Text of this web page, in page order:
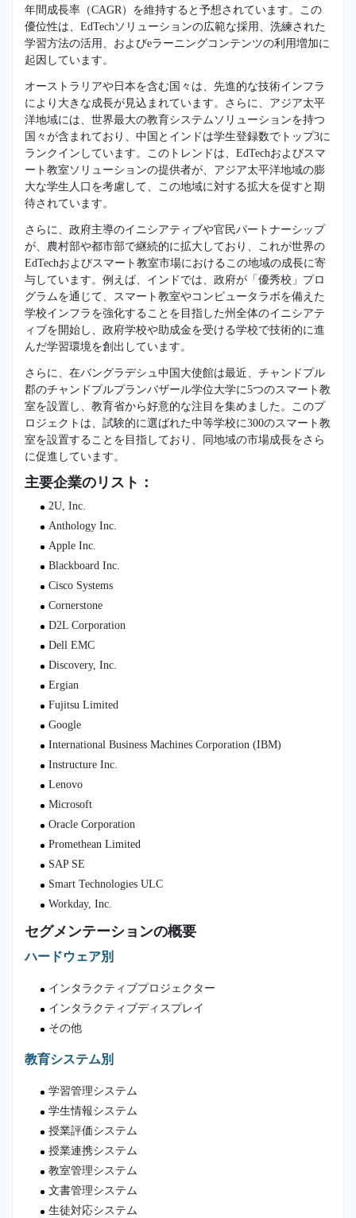
年間成長率（CAGR）を維持すると予想されています。この
優位性は、EdTechソリューションの広範な採用、洗練された
学習方法の活用、およびeラーニングコンテンツの利用増加に
起因しています。
オーストラリアや日本を含む国々は、先進的な技術インフラ
により大きな成長が見込まれています。さらに、アジア太平
洋地域には、世界最大の教育システムソリューションを持つ
国々が含まれており、中国とインドは学生登録数でトップ3に
ランクインしています。このトレンドは、EdTechおよびスマ
ート教室ソリューションの提供者が、アジア太平洋地域の膨
大な学生人口を考慮して、この地域に対する拡大を促すと期
待されています。
さらに、政府主導のイニシアティブや官民パートナーシップ
が、農村部や都市部で継続的に拡大しており、これが世界の
EdTechおよびスマート教室市場におけるこの地域の成長に寄
与しています。例えば、インドでは、政府が「優秀校」プロ
グラムを通じて、スマート教室やコンピュータラボを備えた
学校インフラを強化することを目指した州全体のイニシアテ
ィブを開始し、政府学校や助成金を受ける学校で技術的に進
んだ学習環境を創出しています。
さらに、在バングラデシュ中国大使館は最近、チャンドプル
郡のチャンドプルプランバザール学位大学に5つのスマート教
室を設置し、教育省から好意的な注目を集めました。このプ
ロジェクトは、試験的に選ばれた中等学校に300のスマート教
室を設置することを目指しており、同地域の市場成長をさら
に促進しています。
主要企業のリスト：
2U, Inc.
Anthology Inc.
Apple Inc.
Blackboard Inc.
Cisco Systems
Cornerstone
D2L Corporation
Dell EMC
Discovery, Inc.
Ergian
Fujitsu Limited
Google
International Business Machines Corporation (IBM)
Instructure Inc.
Lenovo
Microsoft
Oracle Corporation
Promethean Limited
SAP SE
Smart Technologies ULC
Workday, Inc.
セグメンテーションの概要
ハードウェア別
インタラクティブプロジェクター
インタラクティブディスプレイ
その他
教育システム別
学習管理システム
学生情報システム
授業評価システム
授業連携システム
教室管理システム
文書管理システム
生徒対応システム